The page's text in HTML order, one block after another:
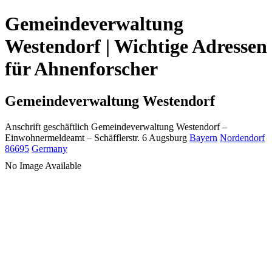
Gemeindeverwaltung
Westendorf | Wichtige Adressen
für Ahnenforscher
Gemeindeverwaltung Westendorf
Anschrift geschäftlich Gemeindeverwaltung Westendorf –
Einwohnermeldeamt – Schäfflerstr. 6 Augsburg Bayern Nordendorf
86695 Germany
No Image Available